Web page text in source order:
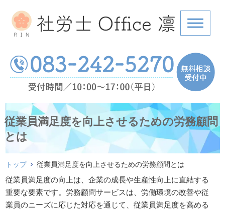
従業員満足度を向上させるための労務顧問
とは
トップ 従業員満足度を向上させるための労務顧問とは
従業員満足度の向上は、企業の成長や生産性向上に直結する
重要な要素です。労務顧問サービスは、労働環境の改善や従
業員のニーズに応じた対応を通じて、従業員満足度を高める